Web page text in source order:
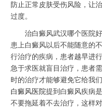
防止正常皮肤受伤风险，让
过度。
治白癜风武汉哪个医院好
患上白癜风以后不能随意的
行治疗的疾病，患者越早进
急于求医就盲目治疗，患者
时的治疗才能够避免它给我
白癜风医院提到白癜风疾病
不要拖延着不去治疗，这样